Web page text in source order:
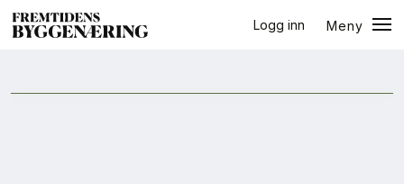
Logg inn
Meny
halvår